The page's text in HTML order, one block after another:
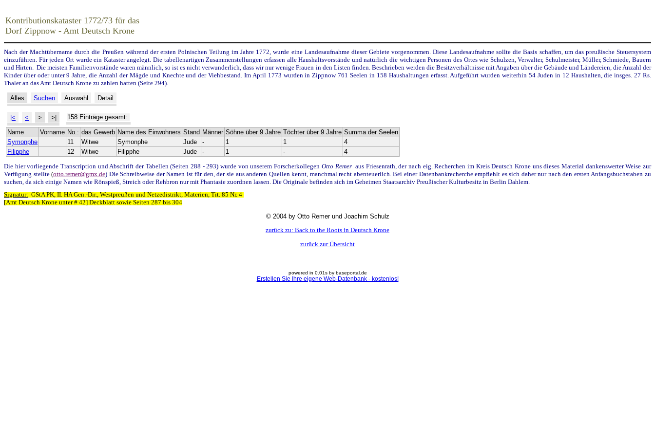
Kontributionskataster 1772/73 für das
Dorf Zippnow - Amt Deutsch Krone
Nach der Machtübername durch die Preußen während der ersten Polnischen Teilung im Jahre 1772, wurde eine Landesaufnahme dieser Gebiete vorgenommen. Diese Landesaufnahme sollte die Basis schaffen, um das preußische Steuersystem
einzuführen. Für jeden Ort wurde ein Kataster angelegt. Die tabellenartigen Zusammenstellungen erfassen alle Haushaltsvorstände und natürlich die wichtigen Personen des Ortes wie Schulzen, Verwalter, Schulmeister, Müller, Schmiede, Bauern
und Hirten. Die meisten Familienvorstände waren männlich, so ist es nicht verwunderlich, dass wir nur wenige Frauen in den Listen finden. Beschrieben werden die Besitzverhältnisse mit Angaben über die Gebäude und Ländereien, die Anzahl der
Kinder über oder unter 9 Jahre, die Anzahl der Mägde und Knechte und der Viehbestand. Im April 1773 wurden in Zippnow 761 Seelen in 158 Haushaltungen erfasst. Aufgeführt wurden weiterhin 54 Juden in 12 Haushalten, die insges. 27 Rs.
Thaler an das Amt Deutsch Krone zu zahlen hatten (Seite 294).
Alles Suchen Auswahl Detail
|< < > >| 158 Einträge gesamt:
Name Vorname No.: das Gewerb Name des Einwohners Stand Männer Söhne über 9 Jahre Töchter über 9 Jahre Summa der Seelen
Symonphe
11 Witwe Symonphe Jude - 1 1
4
Filipphe
12 Witwe Filipphe Jude - 1 -
4
Die hier vorliegende Transcription und Abschrift der Tabellen (Seiten 288 - 293) wurde von unserem Forscherkollegen Otto Remer aus Friesenrath, der nach eig. Recherchen im Kreis Deutsch Krone uns dieses Material dankenswerter Weise zur
Verfügung stellte(otto.remer@gmx.de) Die Schreibweise der Namen ist für den, der sie aus anderen Quellen kennt, manchmal recht abenteuerlich. Bei einer Datenbankrecherche empfiehlt es sich daher nur nach den ersten Anfangsbuchstaben zu
suchen, da sich einige Namen wie Rönspieß, Streich oder Rehbron nur mit Phantasie zuordnen lassen. Die Originale befinden sich im Geheimen Staatsarchiv Preußischer Kulturbesitz in Berlin Dahlem.
Signatur:GStA PK, II. HA Gen.-Dir., Westpreußen und Netzedistrikt, Materien, Tit. 85 Nr. 4
[Amt Deutsch Krone unter # 42] Deckblatt sowie Seiten 287 bis 304
© 2004 by Otto Remer und Joachim Schulz
zurück zu: Back to the Roots in Deutsch Krone
zurück zur Übersicht
powered in 0.01s by baseportal.de
Erstellen Sie Ihre eigene Web-Datenbank - kostenlos!